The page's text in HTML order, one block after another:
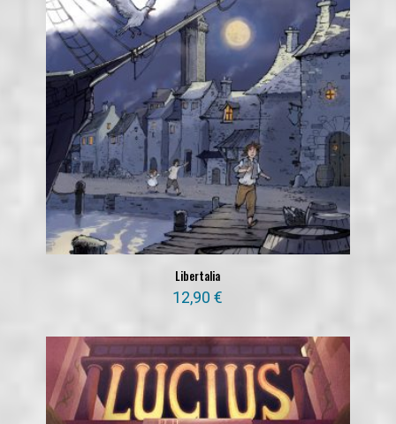
Libertalia
12,90€